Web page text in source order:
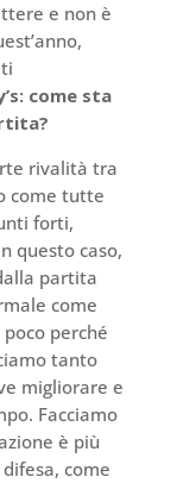
e non è
come sta
rivalità tra
come tutte
forti,
questo caso,
partita
come
perché
tanto
migliorare e
Facciamo
è più
come